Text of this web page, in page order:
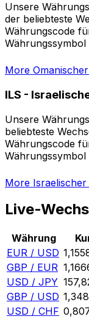
Unsere
der beliebteste
Währungscode
More
ILS -
Unsere
beliebteste
Währungscode
Währungssymbol
More
Live-
Währung
EUR / USD
GBP / EUR
USD / JPY
GBP / USD
USD / CHF